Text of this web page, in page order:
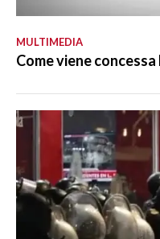
MULTIMEDIA
Come viene